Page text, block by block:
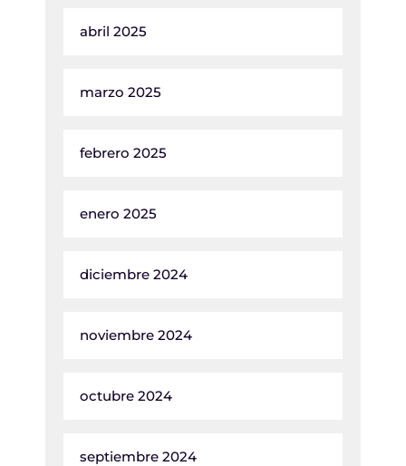
abril 2025
marzo 2025
febrero 2025
enero 2025
diciembre 2024
noviembre 2024
octubre 2024
septiembre 2024